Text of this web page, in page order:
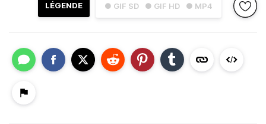
● GIF SD ● GIF HD ● MP4
LÉGENDE